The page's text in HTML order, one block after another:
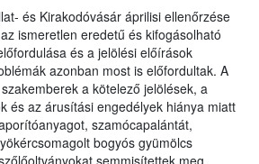
és Kirakodóvásár áprilisi ellenőrzése
ismeretlen eredetű és kifogásolható
és a jelölési előírások
azonban most is előfordultak. A
a kötelező jelölések, a
és az árusítási engedélyek hiánya miatt
szamócapalántát,
bogyós gyümölcs